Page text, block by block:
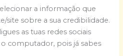
a informação que
site sobre a sua credibilidade.
as tuas redes sociais
computador, pois já sabes